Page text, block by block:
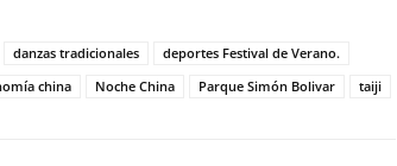
danzas tradicionales
deportes Festival de Verano.
china Noche China Parque Simón Bolivar taiji